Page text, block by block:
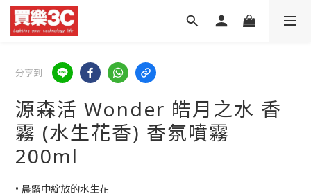
分享到
源森活 Wonder 皓月之水 香
霧 (水生花香) 香氛噴霧
200ml
• 晨露中綻放的水生花